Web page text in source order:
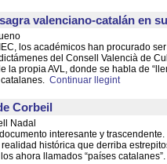
valenciano-catalán en
los académicos han procurado
del Consell Valencià de
la propia AVL, donde se habla de
Continuar llegint
Corbeil
Nadal
interesante y
histórica que derriba
ahora llamados “países catalanes”.